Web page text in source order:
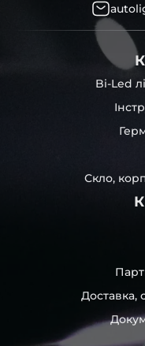
Bi-Led
Скло,
Доставка,